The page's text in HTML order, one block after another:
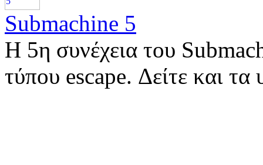
Submachine 5
Η 5η συνέχεια του
τύπου escape. Δείτε και τα